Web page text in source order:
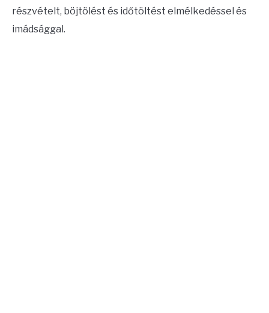
részvételt, böjtölést és időtöltést elmélkedéssel és
imádsággal.